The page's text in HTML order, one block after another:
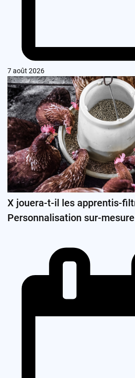
7 août 2026
X jouera-t-il les apprentis-
Personnalisation sur-